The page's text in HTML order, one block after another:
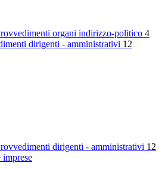
organi indirizzo-politico 4
dirigenti - amministrativi 12
dirigenti - amministrativi 12